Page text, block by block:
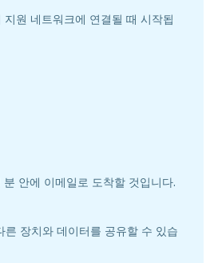
원 네트워크에 연결될 때 시작됩
안에 이메일로 도착할 것입니다.
른 장치와 데이터를 공유할 수 있습